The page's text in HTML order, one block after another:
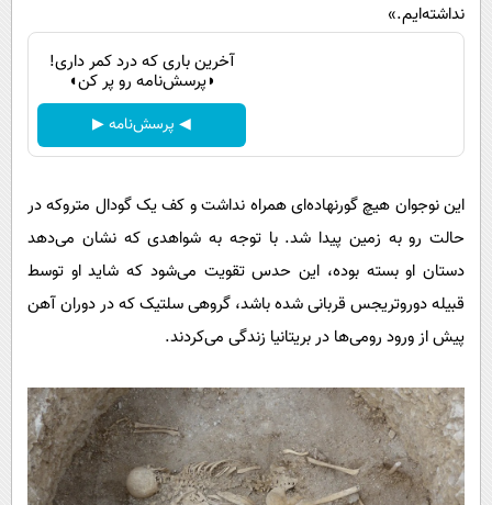
نداشته‌ایم.»
آخرین باری که درد کمر داری!
◗پرسش‌نامه رو پر کن◖
◀ پرسش‌نامه ▶
این نوجوان هیچ گورنهاده‌ای همراه نداشت و کف یک گودال متروکه در
حالت رو به زمین پیدا شد. با توجه به شواهدی که نشان می‌دهد
دستان او بسته بوده، این حدس تقویت می‌شود که شاید او توسط
قبیله دوروتریجس قربانی شده باشد، گروهی سلتیک که در دوران آهن
پیش از ورود رومی‌ها در بریتانیا زندگی می‌کردند.